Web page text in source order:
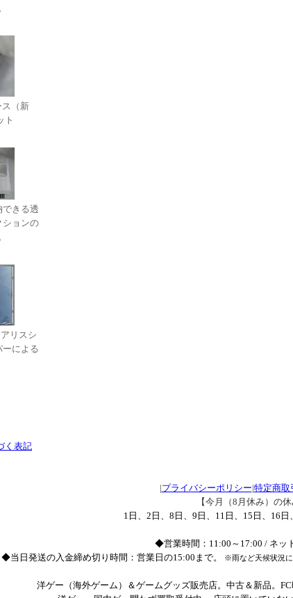
ス（新
ト
できる透
ションの
リスシ
ーによる
く表記
|プライバシーポリシー|特定商取
【今月（8月休み）の休
1日、2日、8日、9日、11日、15日、16日
◆営業時間：11:00～17:00 / ネッ
◆当日発送の入金締め切り時間：営業日の15:00まで。
※雨など天候状況に
洋ゲー（海外ゲーム）＆ゲームグッズ販売店。中古＆新品。